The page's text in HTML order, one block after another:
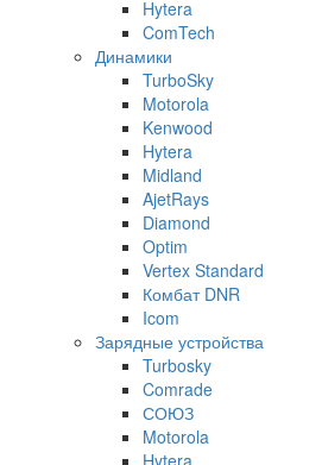
Hytera
ComTech
Динамики
TurboSky
Motorola
Kenwood
Hytera
Midland
AjetRays
Diamond
Optim
Vertex Standard
Комбат DNR
Icom
Зарядные устройства
Turbosky
Comrade
СОЮЗ
Motorola
Hytera